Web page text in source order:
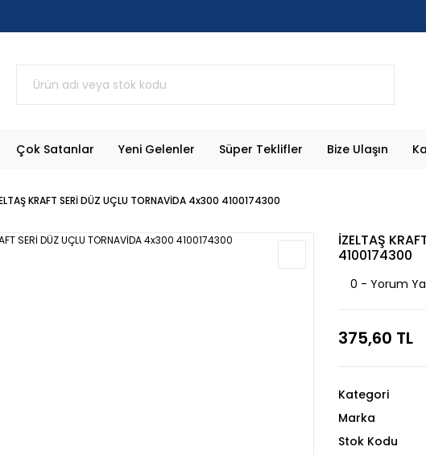
Çok Satanlar Yeni Gelenler Süper Teklifler Bize Ulaşın
KRAFT SERİ DÜZ UÇLU TORNAVİDA 4x300 4100174300
İZELTAŞ
4100174300
0 - Yorum
375,60 TL
Kategori
Marka
Stok Kodu